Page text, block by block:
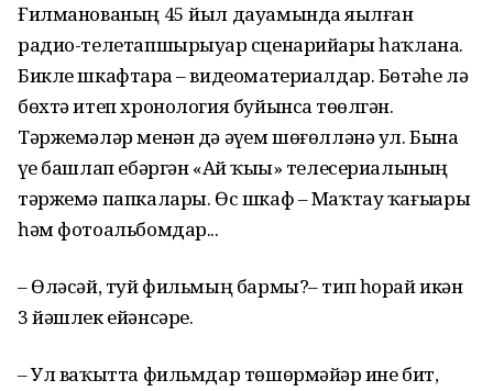
Ғилманованың 45 йыл дауамында яҙылған
радио-телетапшырыуҙар сценарийҙары һаҡлана.
Бикле шкафтарҙа – видеоматериалдар. Бөтәһе лә
бөхтә итеп хронология буйынса төҙөлгән.
Тәржемәләр менән дә әүҙем шөғөлләнә ул. Бына
үҙе башлап ебәргән «Ай ҡыҙы» телесериалының
тәржемә папкалары. Өс шкаф – Маҡтау ҡағыҙҙары
һәм фотоальбомдар...
– Өләсәй, туй фильмың бармы?– тип һорай икән
3 йәшлек ейәнсәре.
– Ул ваҡытта фильмдар төшөр­мәйҙәр ине бит,